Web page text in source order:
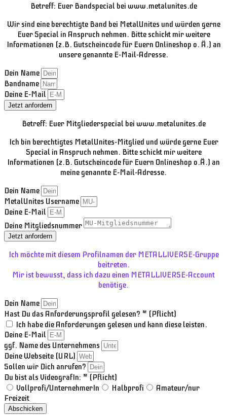
Betreff: Euer Bandspecial bei www.metalunites.de
Wir sind eine berechtigte Band bei MetalUnites und würden gerne
Euer Special in Anspruch nehmen. Bitte schickt mir weitere
Informationen (z.B. Gutscheincode für Euern Onlineshop o. Ä.) an
unsere genannte E-Mail-Adresse.
Dein Name
Bandname
Deine E-Mail
Jetzt anfordern
Betreff: Euer Mitgliederspecial bei www.metalunites.de
Ich bin berechtigtes MetalUnites-Mitglied und würde gerne Euer
Special in Anspruch nehmen. Bitte schickt mir weitere
Informationen (z.B. Gutscheincode für Euern Onlineshop o.Ä.) an
meine genannte E-Mail-Adresse.
Dein Name
MetalUnites Username
Deine E-Mail
Deine Mitgliedsnummer
Jetzt anfordern
Ich möchte mit diesem Profilnamen der METALLIVERSE-Gruppe
beitreten.
Mir ist bewusst, dass ich dazu einen METALLIVERSE-Account
benötige.
Dein Name
Hast Du das Anforderungsprofil gelesen? * (Pflicht)
Ich habe die Anforderungen gelesen und kann diese leisten.
Deine E-Mail
ggf. Name des Unternehmens
Deine Webseite (URL)
Sollen wir Dich anrufen?
Du bist als VideografIn: * (Pflicht)
Vollprofi/UnternehmerIn
Halbprofi
Amateur/nur
Freizeit
Abschicken